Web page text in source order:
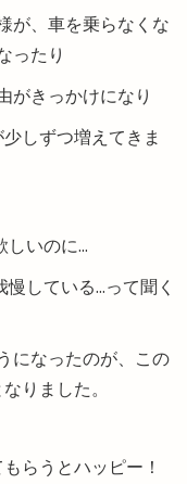
が、車を乗らなくな
ったり
がきっかけになり
しずつ増えてきま
しいのに…
している…って聞く
になったのが、この
りました。
らうとハッピー！